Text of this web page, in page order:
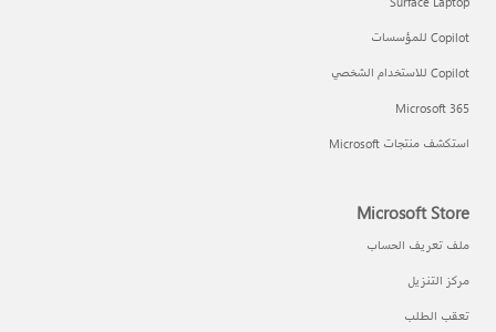
Copilot للمؤسسات
Copilot للاستخدام الشخصي
Microsoft 365
استكشف منتجات Microsoft
Microsoft Store
ملف تعريف الحساب
مركز التنزيل
تعقب الطلب